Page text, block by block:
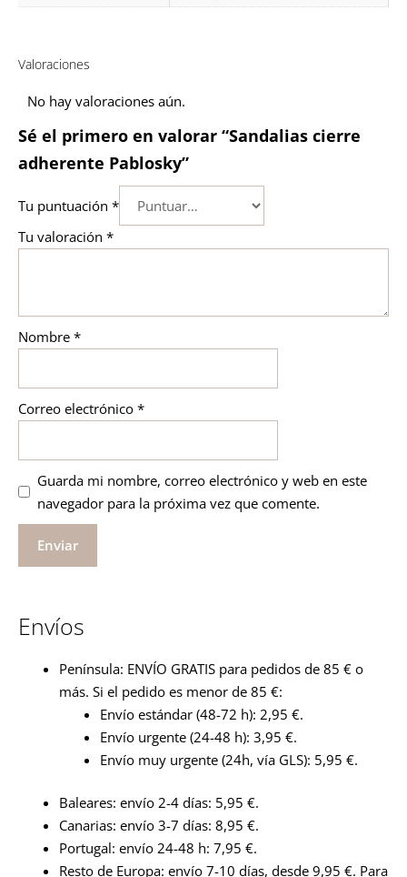
Valoraciones
No hay valoraciones aún.
Sé el primero en valorar “Sandalias cierre
adherente Pablosky”
Tu puntuación *
Tu valoración *
Nombre *
Correo electrónico *
Guarda mi nombre, correo electrónico y web en este
navegador para la próxima vez que comente.
Envíos
Península: ENVÍO GRATIS para pedidos de 85 € o
más. Si el pedido es menor de 85 €:
Envío estándar (48-72 h): 2,95 €.
Envío urgente (24-48 h): 3,95 €.
Envío muy urgente (24h, vía GLS): 5,95 €.
Baleares: envío 2-4 días: 5,95 €.
Canarias: envío 3-7 días: 8,95 €.
Portugal: envío 24-48 h: 7,95 €.
Resto de Europa: envío 7-10 días, desde 9,95 €. Para